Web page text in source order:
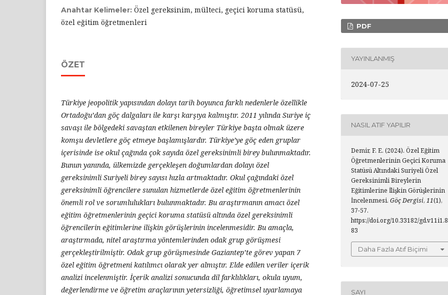
Anahtar Kelimeler: Özel gereksinim, mülteci, geçici koruma statüsü,
özel eğitim öğretmenleri
ÖZET
Türkiye jeopolitik yapısından dolayı tarih boyunca farklı nedenlerle özellikle
Ortadoğu’dan göç dalgaları ile karşı karşıya kalmıştır. 2011 yılında Suriye iç
savaşı ile bölgedeki savaştan etkilenen bireyler Türkiye başta olmak üzere
komşu devletlere göç etmeye başlamışlardır. Türkiye’ye göç eden gruplar
içerisinde ise okul çağında çok sayıda özel gereksinimli birey bulunmaktadır.
Bunun yanında, ülkemizde gerçekleşen doğumlardan dolayı özel
gereksinimli Suriyeli birey sayısı hızla artmaktadır. Okul çağındaki özel
gereksinimli öğrencilere sunulan hizmetlerde özel eğitim öğretmenlerinin
önemli rol ve sorumlulukları bulunmaktadır. Bu araştırmanın amacı özel
eğitim öğretmenlerinin geçici koruma statüsü altında özel gereksinimli
öğrencilerin eğitimlerine ilişkin görüşlerinin incelenmesidir. Bu amaçla,
araştırmada, nitel araştırma yöntemlerinden odak grup görüşmesi
gerçekleştirilmiştir. Odak grup görüşmesinde Gaziantep’te görev yapan 7
özel eğitim öğretmeni katılımcı olarak yer almıştır. Elde edilen veriler içerik
analizi incelenmiştir. İçerik analizi sonucunda dil farklılıkları, okula uyum,
değerlendirme ve öğretim araçlarının yetersizliği, öğretimsel uyarlamaya
PDF
YAYINLANMIŞ
2024-07-25
NASIL ATIF YAPILIR
Demir, F. E. (2024). Özel Eğitim
Öğretmenlerinin Geçici Koruma
Statüsü Altındaki Suriyeli Özel
Gereksinimli Bireylerin
Eğitimlerine İlişkin Görüşlerinin
İncelenmesi. Göç Dergisi, 11(1),
37-57.
https://doi.org/10.33182/gd.v11i1.8
83
Daha Fazla Atıf Biçimi
SAYI